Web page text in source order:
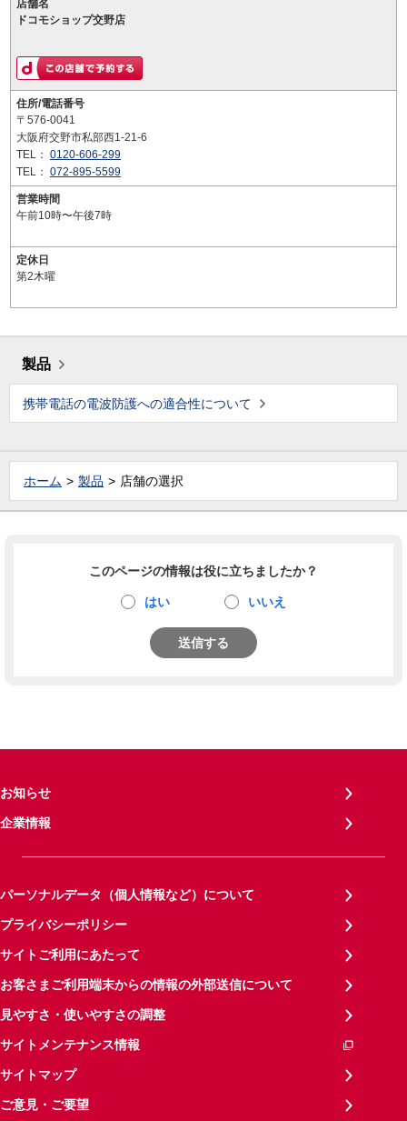
店舗名
ドコモショップ交野店
住所/電話番号
〒576-0041
大阪府交野市私部西1-21-6
TEL： 0120-606-299
TEL： 072-895-5599
営業時間
午前10時〜午後7時
定休日
第2木曜
製品
携帯電話の電波防護への適合性について
ホーム 製品 店舗の選択
このページの情報は役に立ちましたか？
はい いいえ
送信する
お知らせ
企業情報
パーソナルデータ（個人情報など）について
プライバシーポリシー
サイトご利用にあたって
お客さまご利用端末からの情報の外部送信について
見やすさ・使いやすさの調整
サイトメンテナンス情報
サイトマップ
ご意見・ご要望